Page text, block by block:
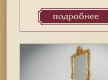
подробнее